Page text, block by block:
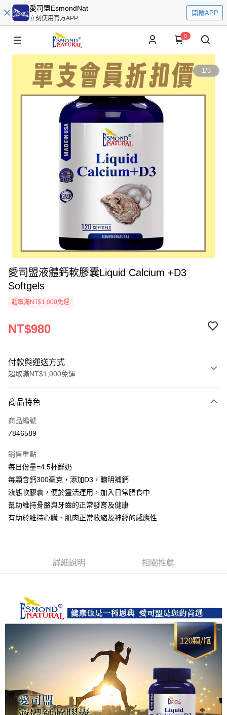
愛司盟EsmondNat
立刻使用官方APP
開啟APP
0
1/3
愛司盟液體鈣軟膠囊Liquid Calcium +D3
Softgels
超取滿NT$1,000免運
NT$980
付款與運送方式
超取滿NT$1,000免運
信用卡一次付款
超商取貨付款
運送方式
全家取貨付款
每筆NT$60，滿NT$1,000(含以上)免運費
付款後全家取貨
每筆NT$60，滿NT$1,000(含以上)免運費
每筆NT$60，滿NT$1,000(含以上)免運費
宅配
商品特色
商品編號
7846589
銷售重點
每日份量=4.5杯鮮奶
每顆含鈣300毫克，添加D3，聰明補鈣
液態軟膠囊，便於靈活運用，加入日常膳食中
幫助維持骨骼與牙齒的正常發育及健康
有助於維持心臟、肌肉正常收縮及神經的感應性
詳細說明 相關推薦